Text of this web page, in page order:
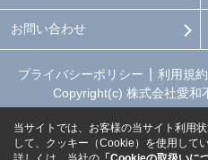
お問い合わせ
プライバシーポリシー 利用規約
Copyright(c) 株式会社愛和
当サイトでは、お客様の当サイト利用
して、クッキー（Cookie）を使用してい